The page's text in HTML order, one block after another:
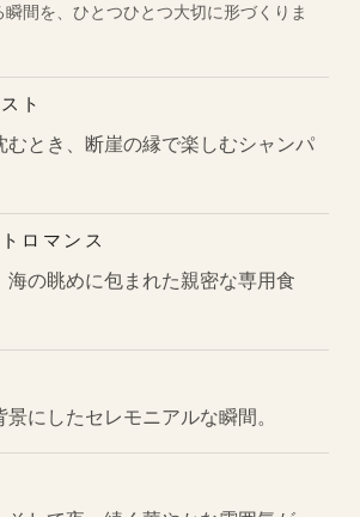
間を、ひとつひとつ大切に形づくりま
ト
むとき、断崖の縁で楽しむシャンパ
ロマンス
海の眺めに包まれた親密な専用食
にしたセレモニアルな瞬間。